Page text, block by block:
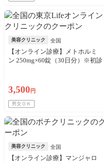
美容クリニック 全国
【オンライン診療】メトホルミ
ン 250mg×60錠（30日分）※初診
3,500 円
男女ＯＫ
美容クリニック 全国
【オンライン診療】マンジャロ